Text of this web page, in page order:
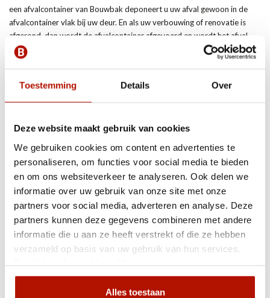
Toestemming Details Over
Deze website maakt gebruik van cookies
We gebruiken cookies om content en advertenties te
personaliseren, om functies voor social media te bieden
en om ons websiteverkeer te analyseren. Ook delen we
informatie over uw gebruik van onze site met onze
partners voor social media, adverteren en analyse. Deze
partners kunnen deze gegevens combineren met andere
informatie die u aan ze heeft verstrekt of die ze hebben
verzameld op basis van uw gebruik van hun services.
Alles toestaan
een afvalcontainer van Bouwbak deponeert u uw afval gewoon in de
afvalcontainer vlak bij uw deur. En als uw verbouwing of renovatie is
afgerond, dan wordt de afvalcontainer afgevoerd en wordt het afval
verwerkt. Of u nu woont in de binnenstad van Deventer,
Apeldoorn
daartussen in een dorp woont: Bouwbak helpt u graag
Gemak en lage kosten
Bouwbak heeft meer dan 20 jaar ervaring in het verhuren van
afvalcontainers aan particulieren en bedrijven. Het belangrijkste voor
hen is het bieden van gemak en lage kosten voor hun klanten. Het huren
van een afvalcontainer bij Bouwbak is eenvoudig. U kiest de gewenste
aan de slag met uw verbouwing of renovatie.
En maakt u zich geen zorgen over de kosten, want Bouwbak hanteert
zeer lage all-in tarieven. Voor een vast bedrag heeft u een
afvalcontainer voor vier weken. Er zijn geen extra kosten voor
verwerking, aan- en afvoer, of borg. Zo kunt u zonder onverwachte
kosten werken aan uw project.